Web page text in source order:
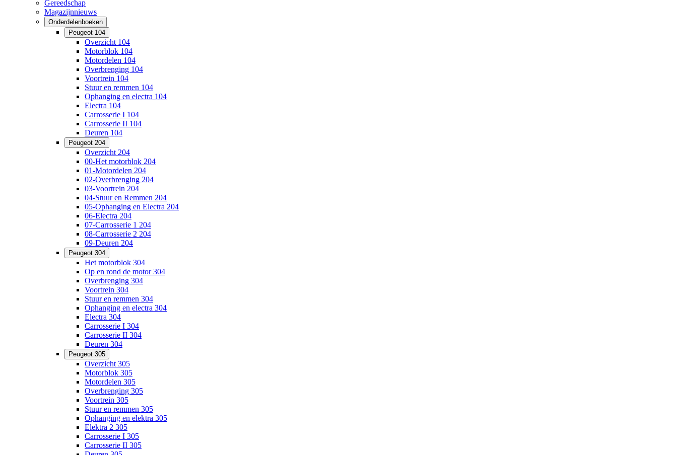
Gereedschap
Magazijnnieuws
Onderdelenboeken
Peugeot 104
Overzicht 104
Motorblok 104
Motordelen 104
Overbrenging 104
Voortrein 104
Stuur en remmen 104
Ophanging en electra 104
Electra 104
Carrosserie I 104
Carrosserie II 104
Deuren 104
Peugeot 204
Overzicht 204
00-Het motorblok 204
01-Motordelen 204
02-Overbrenging 204
03-Voortrein 204
04-Stuur en Remmen 204
05-Ophanging en Electra 204
06-Electra 204
07-Carrosserie 1 204
08-Carrosserie 2 204
09-Deuren 204
Peugeot 304
Het motorblok 304
Op en rond de motor 304
Overbrenging 304
Voortrein 304
Stuur en remmen 304
Ophanging en electra 304
Electra 304
Carrosserie I 304
Carrosserie II 304
Deuren 304
Peugeot 305
Overzicht 305
Motorblok 305
Motordelen 305
Overbrenging 305
Voortrein 305
Stuur en remmen 305
Ophanging en elektra 305
Elektra 2 305
Carrosserie I 305
Carrosserie II 305